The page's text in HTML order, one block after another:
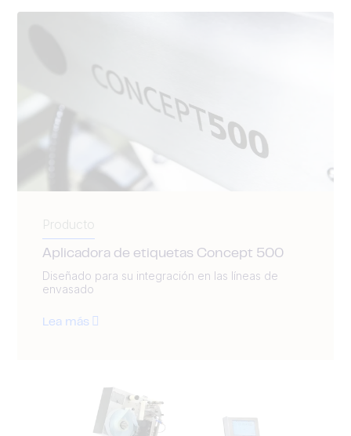
Producto
Aplicadora de etiquetas Concept 500
Diseñado para su integración en las líneas de
envasado
Lea más